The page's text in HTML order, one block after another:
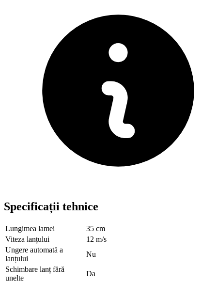
Specificații tehnice
Lungimea lamei
35 cm
Viteza lanțului
12 m/s
Ungere automată a
lanțului
Nu
Schimbare lanț fără
unelte
Da